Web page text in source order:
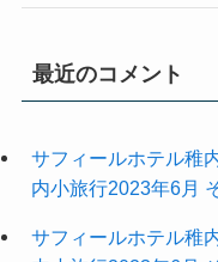
最近のコメント
サフィールホテル稚
内小旅行2023年6月
サフィールホテル稚